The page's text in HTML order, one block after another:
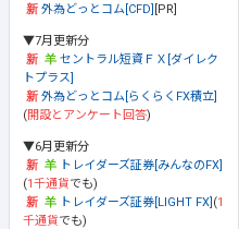
外為どっとコム[CFD] [PR]
▼7月更新分
セントラル短資ＦＸ[ダイレク
トプラス]
外為どっとコム[らくらくFX積立]
(開設とアンケート回答)
▼6月更新分
トレイダーズ証券[みんなのFX]
(1千通貨でも)
トレイダーズ証券[LIGHT FX] (1
千通貨でも)